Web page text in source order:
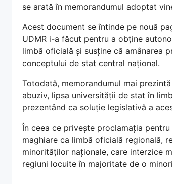
se arată în memorandumul adoptat
Acest document se întinde pe nouă
UDMR i-a făcut pentru a obține
limbă oficială și susține că amânarea
conceptului de stat central național.
Totodată, memorandumul mai
abuziv, lipsa universității de stat în
prezentând ca soluție legislativă a
În ceea ce privește proclamația
maghiare ca limbă oficială regională,
minorităților naționale, care interzice
regiuni locuite în majoritate de o